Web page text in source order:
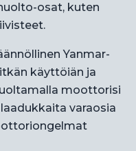
osat, kuten
Yanmar-
käyttöiän ja
moottorisi
varaosia